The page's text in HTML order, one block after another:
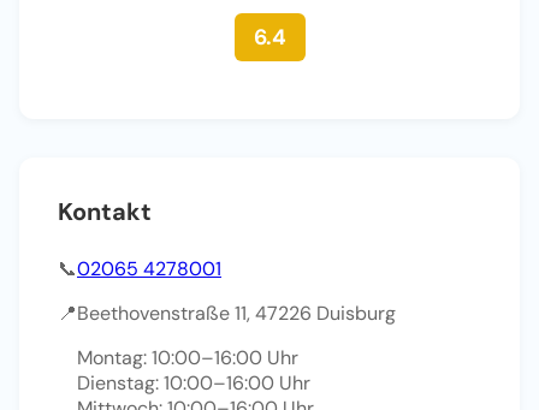
6.4
Kontakt
📞02065 4278001
📍Beethovenstraße 11, 47226 Duisburg
Montag: 10:00–16:00 Uhr
Dienstag: 10:00–16:00 Uhr